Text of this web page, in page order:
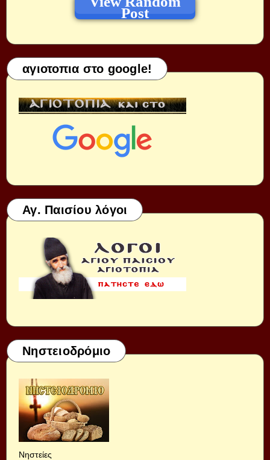
Post
αγιοτοπια στο google!
Αγ. Παισίου λόγοι
Νηστειοδρόμιο
Νηστείες